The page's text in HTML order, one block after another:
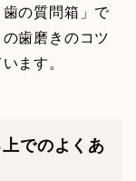
の質問箱」で
歯磨きのコツ
ます。
でのよくあ